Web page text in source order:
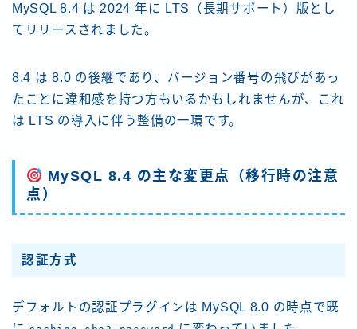
MySQL 8.4 は 2024 年に LTS（長期サポート）版とし
てリリースされました。
8.4 は 8.0 の後継であり、バージョン番号の飛びがあっ
たことに違和感を持つ方もいるかもしれませんが、これ
は LTS の導入に伴う整備の一環です。
MySQL 8.4 の主な変更点（移行時の注意
点）
認証方式
デフォルトの認証プラグインは MySQL 8.0 の時点で既